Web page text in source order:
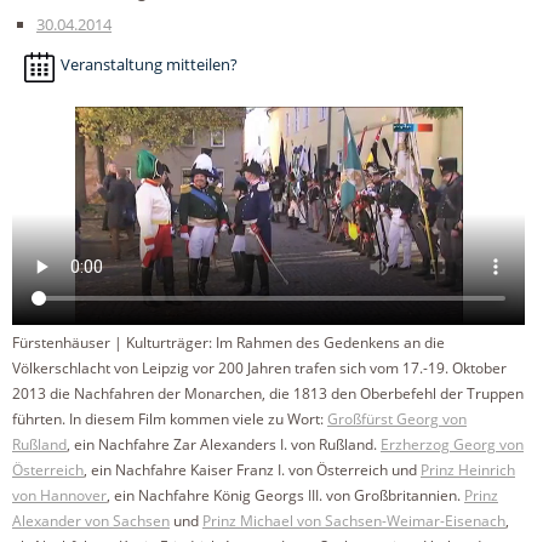
30.04.2014
Veranstaltung mitteilen?
Fürstenhäuser | Kulturträger: Im Rahmen des Gedenkens an die
Völkerschlacht von Leipzig vor 200 Jahren trafen sich vom 17.-19. Oktober
2013 die Nachfahren der Monarchen, die 1813 den Oberbefehl der Truppen
führten. In diesem Film kommen viele zu Wort:Großfürst Georg von
Rußland, ein Nachfahre Zar Alexanders I. von Rußland. Erzherzog Georg von
Österreich, ein Nachfahre Kaiser Franz I. von Österreich und Prinz Heinrich
von Hannover, ein Nachfahre König Georgs III. von Großbritannien. Prinz
Alexander von Sachsen und Prinz Michael von Sachsen-Weimar-Eisenach,